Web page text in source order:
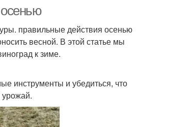
осенью
правильные действия осенью
весной. В этой статье мы
к зиме.
инструменты и убедиться, что